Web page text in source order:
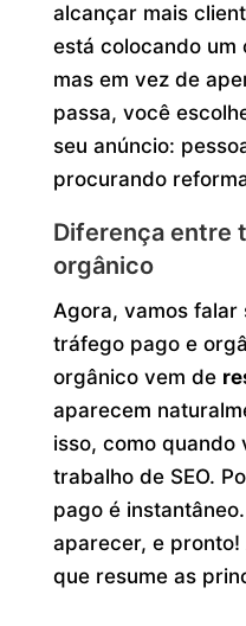
alcançar mais
está colocando um
mas em vez de
passa, você
seu anúncio:
procurando
Diferença entre
orgânico
Agora, vamos
tráfego pago e
orgânico vem de
aparecem
isso, como quando
trabalho de SEO.
pago é
aparecer, e
que resume as